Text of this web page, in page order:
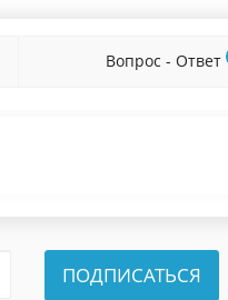
Вопрос - Ответ
ПОДПИСАТЬСЯ